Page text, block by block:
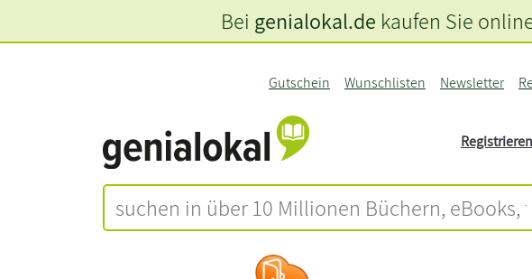
Gutschein Wunschlisten Newsletter
Registrieren
Bei genialokal.de kaufen Sie